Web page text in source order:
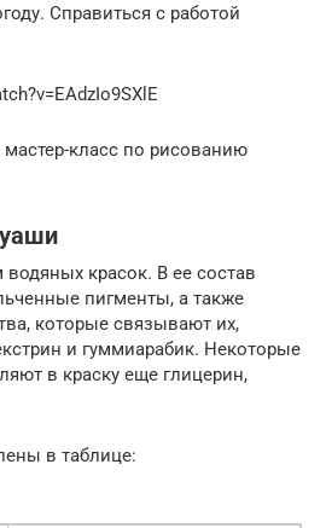
Справиться с работой
мастер-класс по рисованию
красок. В ее состав
пигменты, а также
которые связывают их,
и гуммиарабик. Некоторые
в краску еще глицерин,
в таблице: